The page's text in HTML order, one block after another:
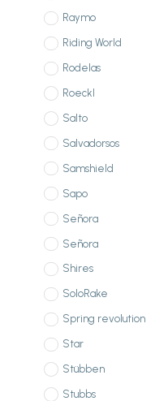
Raymo
Riding World
Rodelas
Roeckl
Salto
Salvadorsos
Samshield
Sapo
Señora
Señora
Shires
SoloRake
Spring revolution
Star
Stübben
Stubbs